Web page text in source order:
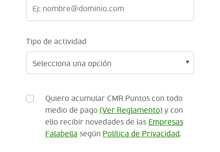
Tipo de actividad
Quiero acumular CMR Puntos con todo
medio de pago (Ver Reglamento) y con
ello recibir novedades de las Empresas
Falabella según Política de Privacidad.